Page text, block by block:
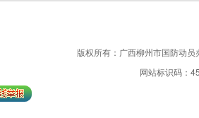
版权所有：广西柳州市国防动
网站标识码：